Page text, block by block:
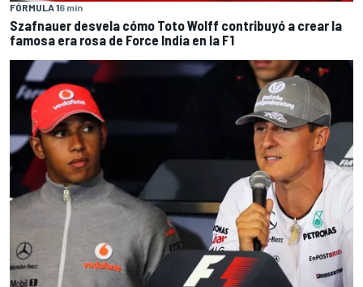
FÓRMULA 16 min
Szafnauer desvela cómo Toto Wolff contribuyó a crear la
famosa era rosa de Force India en la F1